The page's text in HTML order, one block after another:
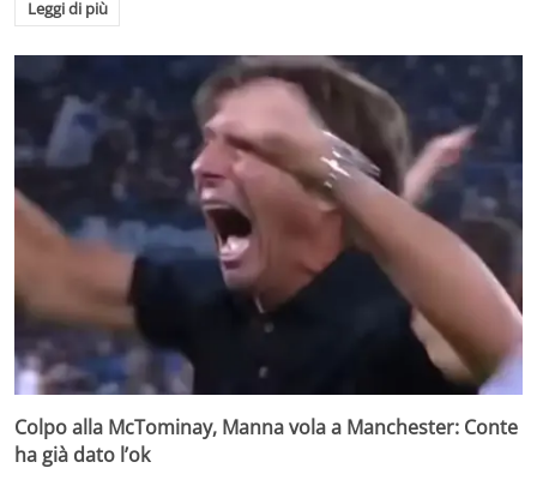
Leggi di più
Colpo alla McTominay, Manna vola a Manchester: Conte
ha già dato l’ok